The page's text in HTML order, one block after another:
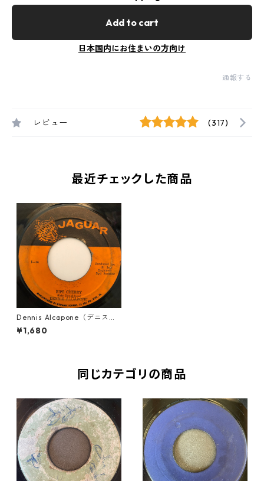
Add to cart
日本国内にお住まいの方向け
通報する
レビュー (317)
最近チェックした商品
Dennis Alcapone（デニスア
ルカポーン） - Ripe Cherry
【7-20259】
¥1,680
同じカテゴリの商品